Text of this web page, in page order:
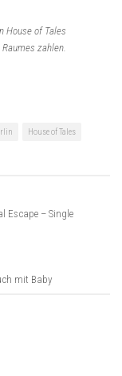
House of Tales
zahlen.
House of Tales
Escape – Single
mit Baby